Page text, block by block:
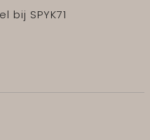
SPYK71